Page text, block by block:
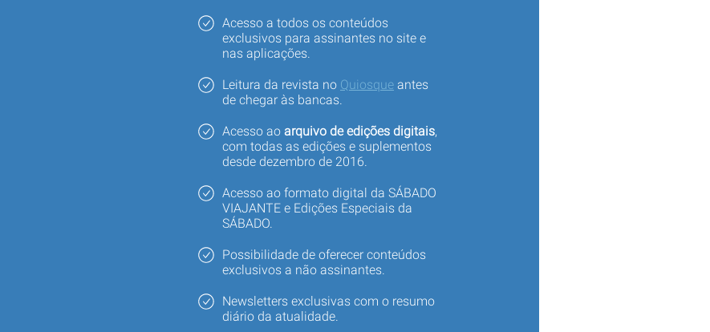
Acesso a todos os conteúdos
exclusivos para assinantes no site e
nas aplicações.
Leitura da revista no Quiosque antes
de chegar às bancas.
Acesso ao arquivo de edições digitais,
com todas as edições e suplementos
desde dezembro de 2016.
Acesso ao formato digital da SÁBADO
VIAJANTE e Edições Especiais da
SÁBADO.
Possibilidade de oferecer conteúdos
exclusivos a não assinantes.
Newsletters exclusivas com o resumo
diário da atualidade.